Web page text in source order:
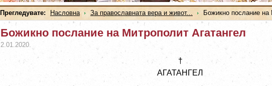
Прегледувате: Насловна За православната вера и живот... Божикно послание на
Божикно послание на Митрополит Агатангел
2.01.2020.
†
АГАТАНГЕЛ